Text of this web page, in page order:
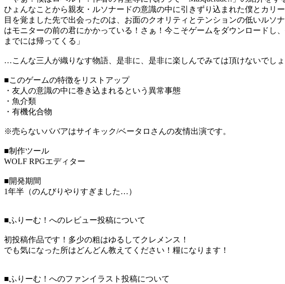
ひょんなことから親友・ルソナードの意識の中に引きずり込まれた僕とカリー
目を覚ました先で出会ったのは、お面のクオリティとテンションの低いル
はモニターの前の君にかかっている！さぁ！今こそゲームをダウンロードし
までには帰ってくる」
…こんな三人が織りなす物語、是非に、是非に楽しんでみては頂けないでしょ
■このゲームの特徴をリストアップ
・友人の意識の中に巻き込まれるという異常事態
・魚介類
・有機化合物
※売らないババアはサイキック/ベータロさんの友情出演です。
■制作ツール
WOLF RPGエディター
■開発期間
1年半（のんびりやりすぎました…）
■ふりーむ！へのレビュー投稿について
初投稿作品です！多少の粗はゆるしてクレメンス！
でも気になった所はどんどん教えてください！糧になります！
■ふりーむ！へのファンイラスト投稿について